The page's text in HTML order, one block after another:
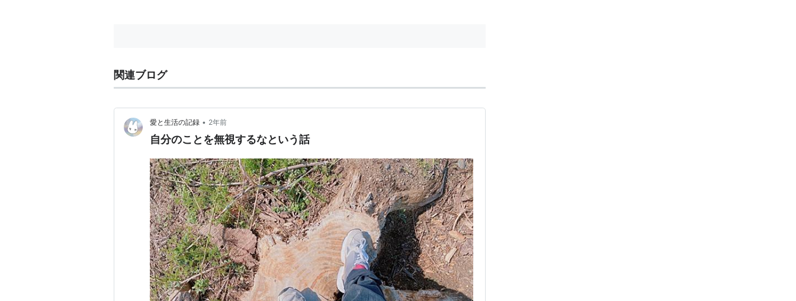
関連ブログ
愛と生活の記録 • 2年前
自分のことを無視するなという話